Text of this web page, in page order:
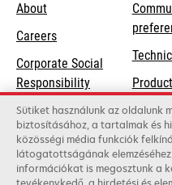
About
Careers
Corporate Social
Responsibilityopens
a
new
tab
Sustainability
Lexmark Partners
Product
Find a
List of
Sütiket használunk az oldalunk
biztosításához, a tartalmak és
közösségi média funkciók
látogatottságának
információkat is megosztunk a